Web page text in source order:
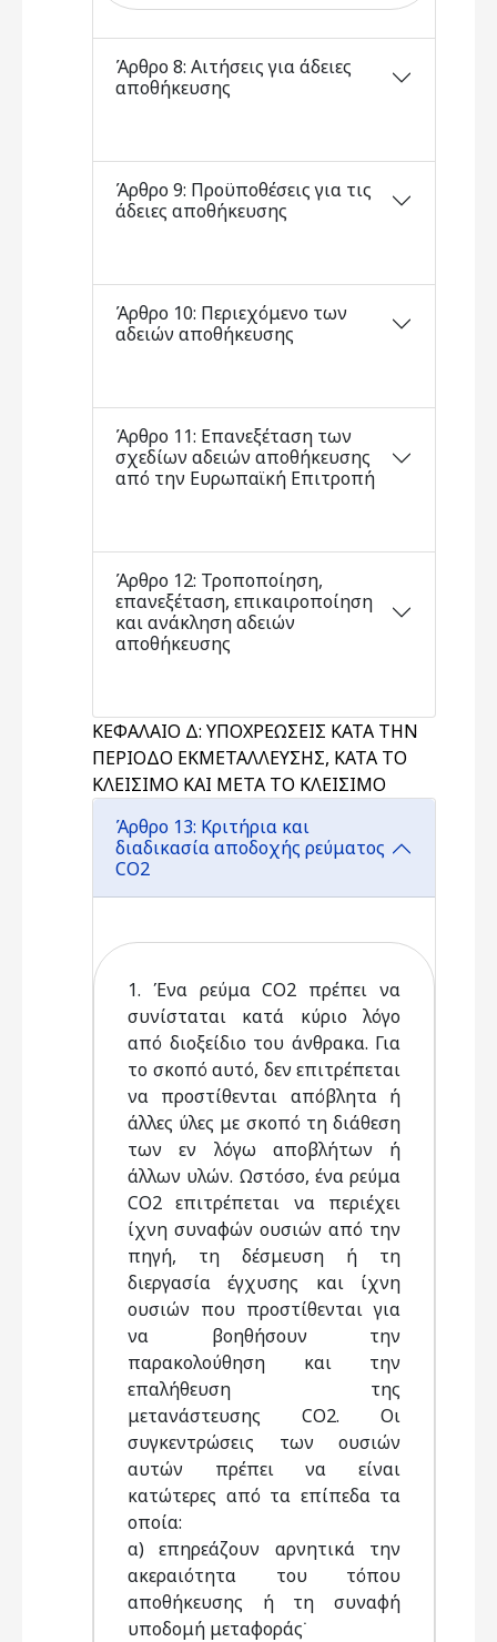
Άρθρο 8: Αιτήσεις για άδειες
αποθήκευσης
Άρθρο 9: Προϋποθέσεις για τις
άδειες αποθήκευσης
Άρθρο 10: Περιεχόμενο των
αδειών αποθήκευσης
Άρθρο 11: Επανεξέταση των
σχεδίων αδειών αποθήκευσης
από την Ευρωπαϊκή Επιτροπή
Άρθρο 12: Τροποποίηση,
επανεξέταση, επικαιροποίηση
και ανάκληση αδειών
αποθήκευσης
ΚΕΦΑΛΑΙΟ Δ: ΥΠΟΧΡΕΩΣΕΙΣ ΚΑΤΑ ΤΗΝ
ΠΕΡΙΟΔΟ ΕΚΜΕΤΑΛΛΕΥΣΗΣ, ΚΑΤΑ ΤΟ
ΚΛΕΙΣΙΜΟ ΚΑΙ ΜΕΤΑ ΤΟ ΚΛΕΙΣΙΜΟ
Άρθρο 13: Κριτήρια και
διαδικασία αποδοχής ρεύματος
CO2
1. Ένα ρεύμα CO2 πρέπει να
συνίσταται κατά κύριο λόγο
από διοξείδιο του άνθρακα. Για
το σκοπό αυτό, δεν επιτρέπεται
να προστίθενται απόβλητα ή
άλλες ύλες με σκοπό τη διάθεση
των εν λόγω αποβλήτων ή
άλλων υλών. Ωστόσο, ένα ρεύμα
CO2 επιτρέπεται να περιέχει
ίχνη συναφών ουσιών από την
πηγή, τη δέσμευση ή τη
διεργασία έγχυσης και ίχνη
ουσιών που προστίθενται για
να βοηθήσουν την
παρακολούθηση και την
επαλήθευση της
μετανάστευσης CO2. Οι
συγκεντρώσεις των ουσιών
αυτών πρέπει να είναι
κατώτερες από τα επίπεδα τα
οποία:
α) επηρεάζουν αρνητικά την
ακεραιότητα του τόπου
αποθήκευσης ή τη συναφή
υποδομή μεταφοράς˙